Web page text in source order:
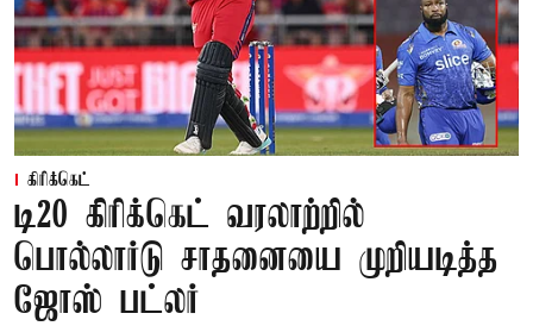
கிரிக்கெட்
டி20 கிரிக்கெட் வரலாற்றில்
பொல்லார்டு சாதனையை முறியடித்த
ஜோஸ் பட்லர்